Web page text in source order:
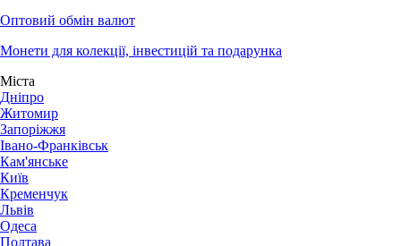
Оптовий обмін валют
Монети для колекції, інвестицій та подарунка
Міста
Дніпро
Житомир
Запоріжжя
Івано-Франківськ
Кам'янське
Київ
Кременчук
Львів
Одеса
Полтава